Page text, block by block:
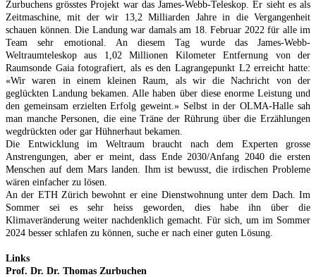
Zurbuchens grösstes Projekt war das James-Webb-Teleskop. Er sieht es als
Zeitmaschine, mit der wir 13,2 Milliarden Jahre in die Vergangenheit
schauen können. Die Landung war damals am 18. Februar 2022 für alle im
Team sehr emotional. An diesem Tag wurde das James-Webb-
Weltraumteleskop aus 1,02 Millionen Kilometer Entfernung von der
Raumsonde Gaia fotografiert, als es den Lagrangepunkt L2 erreicht hatte:
«Wir waren in einem kleinen Raum, als wir die Nachricht von der
geglückten Landung bekamen. Alle haben über diese enorme Leistung und
den gemeinsam erzielten Erfolg geweint.» Selbst in der OLMA-Halle sah
man manche Personen, die eine Träne der Rührung über die Erzählungen
wegdrückten oder gar Hühnerhaut bekamen.
Die Entwicklung im Weltraum braucht nach dem Experten grosse
Anstrengungen, aber er meint, dass Ende 2030/Anfang 2040 die ersten
Menschen auf dem Mars landen. Ihm ist bewusst, die irdischen Probleme
wären einfacher zu lösen.
An der ETH Zürich bewohnt er eine Dienstwohnung unter dem Dach. Im
Sommer sei es sehr heiss geworden, dies habe ihn über die
Klimaveränderung weiter nachdenklich gemacht. Für sich, um im Sommer
2024 besser schlafen zu können, suche er nach einer guten Lösung.
Links
Prof. Dr. Dr. Thomas Zurbuchen